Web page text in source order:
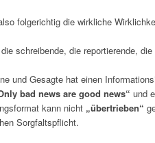
folgerichtig die wirkliche
schreibende, die reportierende,
und Gesagte hat einen
bad news are good news“ und
kann nicht „übertrieben“
Sorgfaltspflicht.